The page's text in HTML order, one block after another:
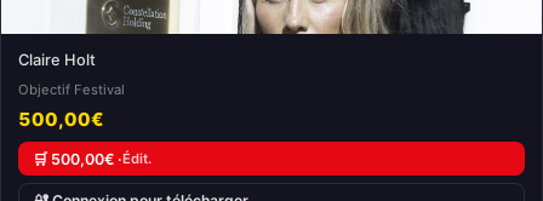
Claire Holt
Objectif Festival
500,00€
🛒 500,00€ ·Édit.